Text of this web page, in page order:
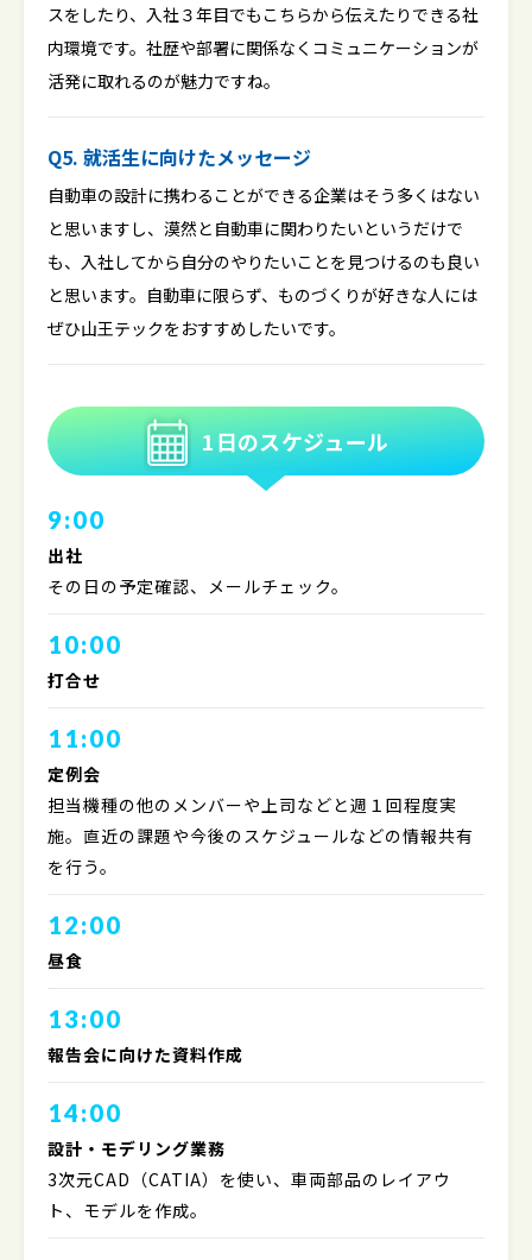
スをしたり、入社３年目でもこちらから伝えたりできる社
内環境です。社歴や部署に関係なくコミュニケーションが
活発に取れるのが魅力ですね。
Q5. 就活生に向けたメッセージ
自動車の設計に携わることができる企業はそう多くはない
と思いますし、漠然と自動車に関わりたいというだけで
も、入社してから自分のやりたいことを見つけるのも良い
と思います。自動車に限らず、ものづくりが好きな人には
ぜひ山王テックをおすすめしたいです。
1日のスケジュール
9:00
出社
その日の予定確認、メールチェック。
10:00
打合せ
11:00
定例会
担当機種の他のメンバーや上司などと週１回程度実
施。直近の課題や今後のスケジュールなどの情報共有
を行う。
12:00
昼食
13:00
報告会に向けた資料作成
14:00
設計・モデリング業務
3次元CAD（CATIA）を使い、車両部品のレイアウ
ト、モデルを作成。